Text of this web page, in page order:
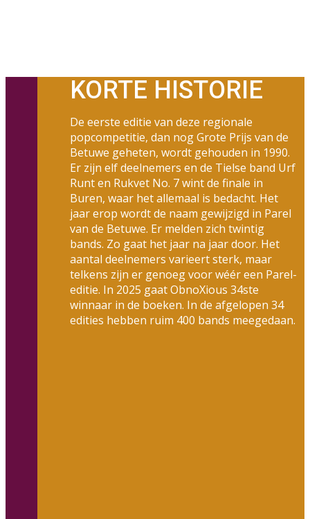
KORTE HISTORIE
De eerste editie van deze regionale
popcompetitie, dan nog Grote Prijs van de
Betuwe geheten, wordt gehouden in 1990.
Er zijn elf deelnemers en de Tielse band Urf
Runt en ​Rukvet No. 7 wint de finale in
Buren, waar het allemaal is bedacht. Het
jaar erop wordt de naam gewijzigd in Parel
van de Betuwe. Er melden zich twintig
bands. Zo gaat het jaar na jaar door. Het
aantal deelnemers varieert sterk, maar
telkens zijn er genoeg voor wéér een Parel-
editie. In 2025 gaat ObnoXious 34ste
winnaar in de boeken. In de afgelopen 34
edities hebben ruim 400 bands meegedaan.